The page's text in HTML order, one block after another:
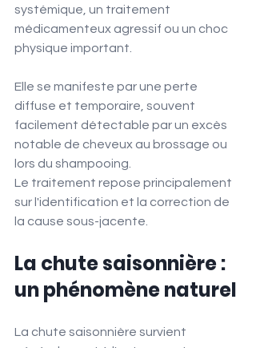
systémique, un traitement
médicamenteux agressif ou un choc
physique important.
Elle se manifeste par une perte
diffuse et temporaire, souvent
facilement détectable par un excès
notable de cheveux au brossage ou
lors du shampooing.
Le traitement repose principalement
sur l'identification et la correction de
la cause sous-jacente.
La chute saisonnière :
un phénomène naturel
La chute saisonnière survient